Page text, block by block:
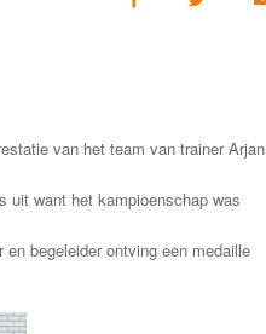
van het team van trainer Arjan
uit want het kampioenschap was
begeleider ontving een medaille